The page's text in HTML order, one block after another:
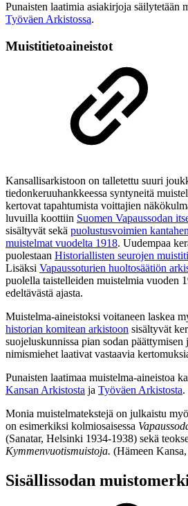
Punaisten laatimia asiakirjoja säilytetään
Työväen Arkistossa.
Muistitietoaineistot
Kansallisarkistoon on talletettu suuri
tiedonkeruuhankkeessa syntyneitä
kertovat tapahtumista voittajien
luvuilla koottiin Suomen Vapaussodan
sisältyvät sekä puolustusvoimien
muistelmat vuodelta 1918. Uudempaa
puolestaan Historiallisten seurojen
Lisäksi Vapaussoturien huoltosäätiön
puolella taistelleiden muistelmia vuoden
edeltävästä ajasta.
Muistelma-aineistoksi voitaneen laskea
historian komitean arkistoon sisältyvät
suojeluskunnissa pian sodan
nimismiehet laativat vastaavia
Punaisten laatimaa muistelma-aineistoa
Kansan Arkistosta ja Työväen Arkistosta.
Monia muistelmatekstejä on julkaistu
on esimerkiksi kolmiosaisessa
(Sanatar, Helsinki 1934-1938) sekä
Kymmenvuotismuistoja. (Hämeen
Sisällissodan